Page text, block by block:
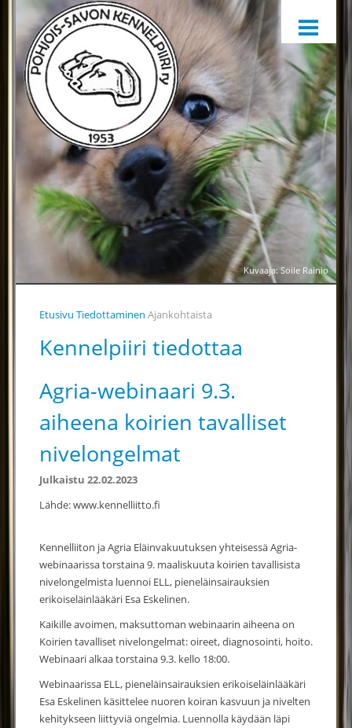
Kuvaaja: Soile Rainio
ETUSIVU
HARRASTAMINEN
KENNELPIIRI
SÄÄNNÖT, OHJEET JA LOMAKKEET
KENNELPIIRIN JAOSTOT
YHTEYSTIEDOT
YHTEINEN VUOSIKELLO
PALKINTOTUOMARIT
TIEDOTTAMINEN
Etusivu Tiedottaminen Ajankohtaista
Kennelpiiri tiedottaa
Agria-webinaari 9.3.
aiheena koirien tavalliset
nivelongelmat
Julkaistu 22.02.2023
Lähde: www.kennelliitto.fi
Kennelliiton ja Agria Eläinvakuutuksen yhteisessä Agria-
webinaarissa torstaina 9. maaliskuuta koirien tavallisista
nivelongelmista luennoi ELL, pieneläinsairauksien
erikoiseläinlääkäri Esa Eskelinen.
Kaikille avoimen, maksuttoman webinaarin aiheena on
Koirien tavalliset nivelongelmat: oireet, diagnosointi, hoito.
Webinaari alkaa torstaina 9.3. kello 18:00.
Webinaarissa ELL, pieneläinsairauksien erikoiseläinlääkäri
Esa Eskelinen käsittelee nuoren koiran kasvuun ja nivelten
kehitykseen liittyviä ongelmia. Luennolla käydään läpi